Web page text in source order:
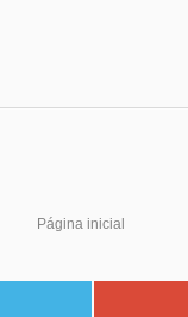
Página inicial